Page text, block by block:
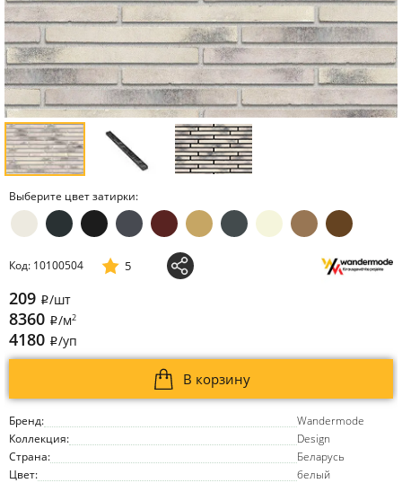
Выберите цвет затирки:
Бренд:
Wandermode
Коллекция:
Design
Страна:
Беларусь
Цвет:
белый
Код: 10100504 5
209 i/шт
8360 i/м2
4180 i/уп
В корзину